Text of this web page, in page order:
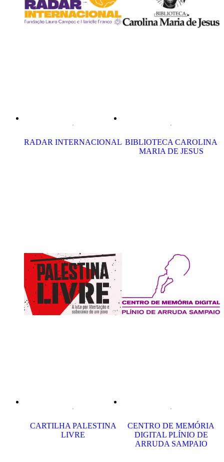
RADAR INTERNACIONAL BIBLIOTECA CAROLINA
MARIA DE JESUS
CARTILHA PALESTINA
LIVRE
CENTRO DE MEMÓRIA
DIGITAL PLÍNIO DE
ARRUDA SAMPAIO